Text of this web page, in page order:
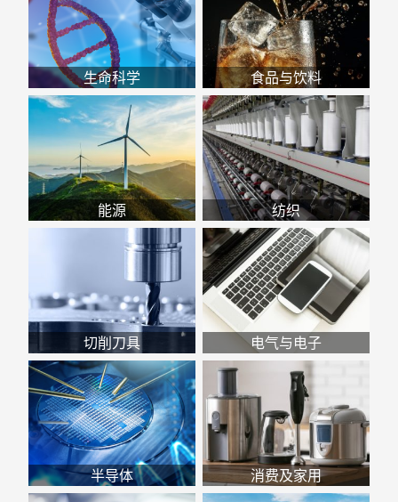
生命科学 食品与饮料
能源 纺织
切削刀具 电气与电子
半导体 消费及家用